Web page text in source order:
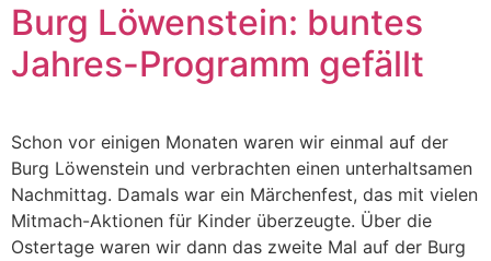
Burg Löwenstein: buntes
Jahres-Programm gefällt
Schon vor einigen Monaten waren wir einmal auf der
Burg Löwenstein und verbrachten einen unterhaltsamen
Nachmittag. Damals war ein Märchenfest, das mit vielen
Mitmach-Aktionen für Kinder überzeugte. Über die
Ostertage waren wir dann das zweite Mal auf der Burg